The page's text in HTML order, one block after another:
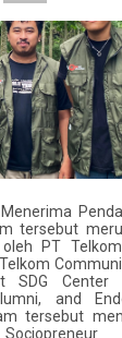
tersebut
PT
SDG Center
and
tersebut